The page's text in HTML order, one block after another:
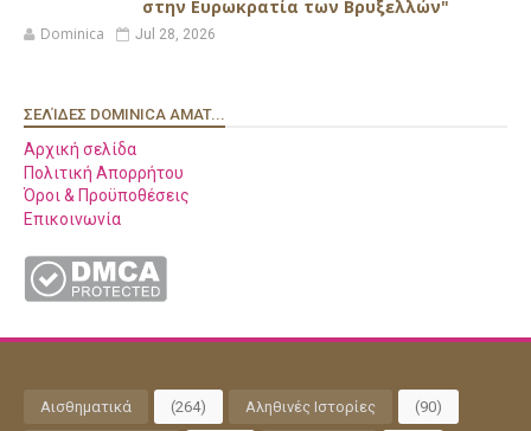
στην Ευρωκρατία των Βρυξελλών"
Dominica Jul 28, 2026
ΣΕΛΊΔΕΣ DOMINICA AMAT...
Αρχική σελίδα
Πολιτική Απορρήτου
Όροι & Προϋποθέσεις
Επικοινωνία
Αισθηματικά (264) Αληθινές Ιστορίες (90)